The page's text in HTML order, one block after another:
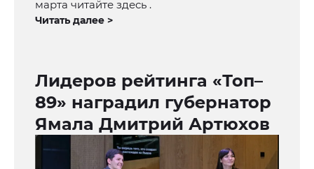
марта читайте здесь .
Читать далее >
Лидеров рейтинга «Топ–
89» наградил губернатор
Ямала Дмитрий Артюхов